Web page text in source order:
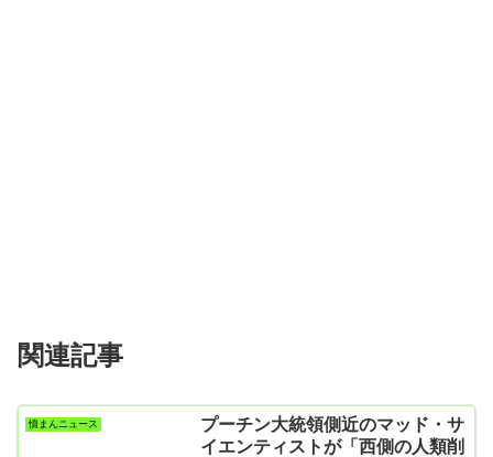
関連記事
憤まんニュース
プーチン大統領側近のマッド・サ
イエンティストが「西側の人類削